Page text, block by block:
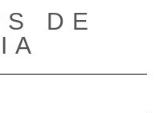
DE
modo de navegación